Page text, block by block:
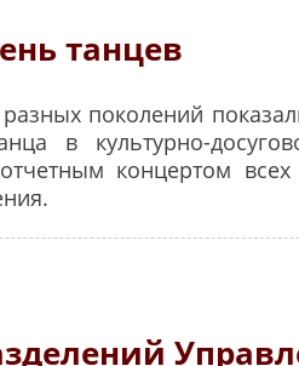
танцев
поколений
в культурно-
концертом всех